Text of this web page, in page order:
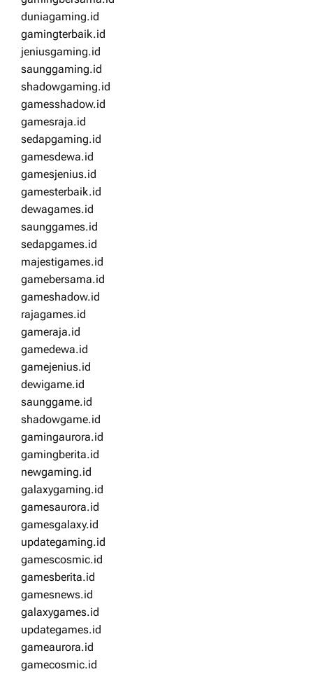
duniagaming.id
gamingterbaik.id
jeniusgaming.id
saunggaming.id
shadowgaming.id
gamesshadow.id
gamesraja.id
sedapgaming.id
gamesdewa.id
gamesjenius.id
gamesterbaik.id
dewagames.id
saunggames.id
sedapgames.id
majestigames.id
gamebersama.id
gameshadow.id
rajagames.id
gameraja.id
gamedewa.id
gamejenius.id
dewigame.id
saunggame.id
shadowgame.id
gamingaurora.id
gamingberita.id
newgaming.id
galaxygaming.id
gamesaurora.id
gamesgalaxy.id
updategaming.id
gamescosmic.id
gamesberita.id
gamesnews.id
galaxygames.id
updategames.id
gameaurora.id
gamecosmic.id